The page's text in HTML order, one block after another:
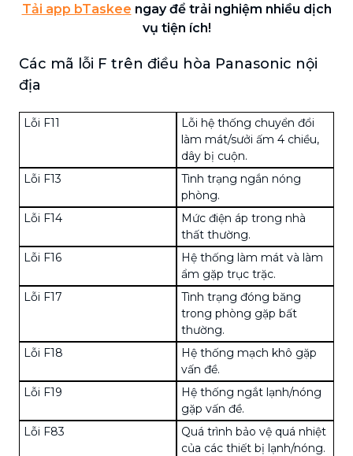
Tải app bTaskee ngay để trải nghiệm nhiều dịch
vụ tiện ích!
Các mã lỗi F trên điều hòa Panasonic nội
địa
Lỗi F11
Lỗi hệ thống chuyển đổi
làm mát/sưởi ấm 4 chiều,
dây bị cuộn.
Lỗi F13
Tình trạng ngắn nóng
phòng.
Lỗi F14
Mức điện áp trong nhà
thất thường.
Lỗi F16
Hệ thống làm mát và làm
ẩm gặp trục trặc.
Lỗi F17
Tình trạng đóng băng
trong phòng gặp bất
thường.
Lỗi F18
Hệ thống mạch khô gặp
vấn đề.
Lỗi F19
Hệ thống ngắt lạnh/nóng
gặp vấn đề.
Lỗi F83
Quá trình bảo vệ quá nhiệt
của các thiết bị lạnh/nóng.